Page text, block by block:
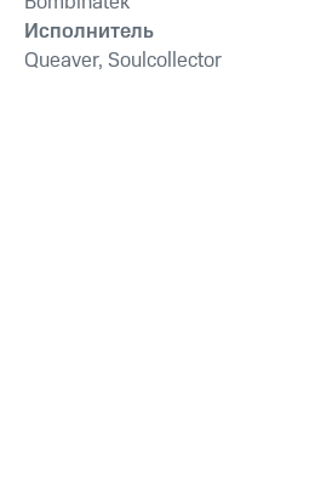
Исполнитель
Queaver, Soulcollector